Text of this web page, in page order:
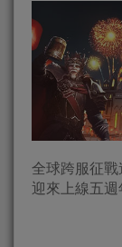
全球跨服征戰
迎來上線五